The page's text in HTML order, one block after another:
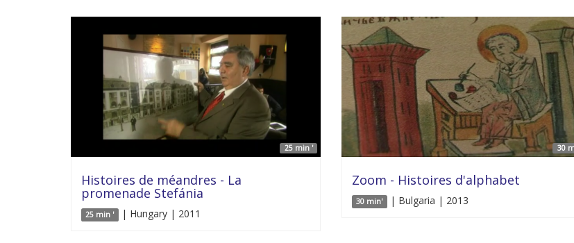
25 min '
Histoires de méandres - La
promenade Stefánia
25 min ' | Hungary | 2011
30
Zoom - Histoires d'alphabet
30 min' | Bulgaria | 2013